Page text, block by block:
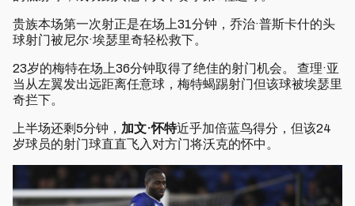
贵族本场第一次射正是在场上31分钟，乔治·普斯卡什的头
球射门被尼尔·埃瑟里奇轻松救下。
23岁的梅特在场上36分钟取得了绝佳的射门机会。 查理·亚
当从左翼发出远距离任意球，梅特蝎踢射门但该球被埃瑟里
奇拦下。
上半场还剩5分钟， 加文·怀特近乎加倍蓝鸟得分，但该24
岁球员的射门球直直飞入对方门将沃克的怀中。